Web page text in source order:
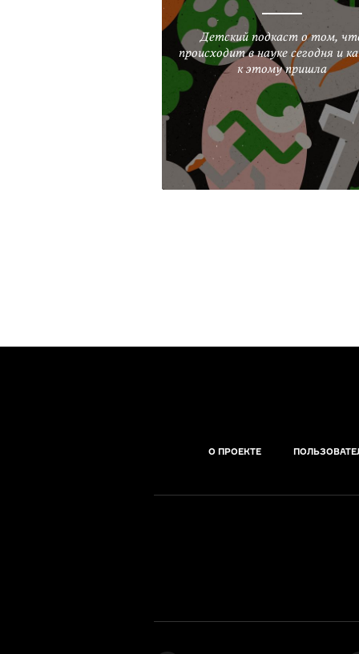
Детский подкаст о том,
происходит в науке сегодня и
к этому пришла
О ПРОЕКТЕ